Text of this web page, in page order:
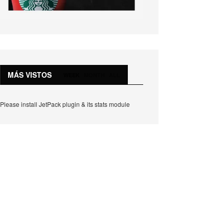
MÁS VISTOS
Please install JetPack plugin & its stats module